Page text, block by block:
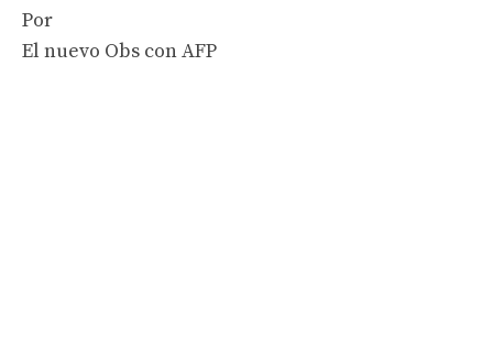
Por
El nuevo Obs con AFP